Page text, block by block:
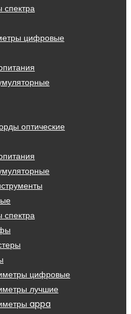
спектра
цифровые
оптические
спектра
цифровые
лучшие
appa